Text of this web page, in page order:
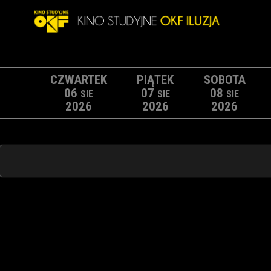
CZWARTEK
06 SIE
2026
PIĄTEK
07 SIE
2026
SOBOTA
08 SIE
2026